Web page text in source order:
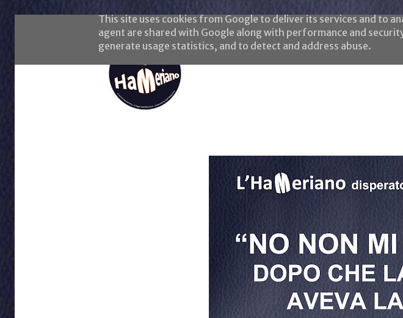
This site uses cookies from Google to deliver its services and to
agent are shared with Google along with performance and
generate usage statistics, and to detect and address abuse.